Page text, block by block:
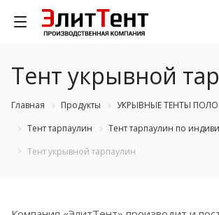
Тент укрывной
Главная Продукты
УКРЫВНЫЕ ТЕНТЫ
Тент тарпаулин
Тент тарпаулин по
Тент укрывной тарпаулин